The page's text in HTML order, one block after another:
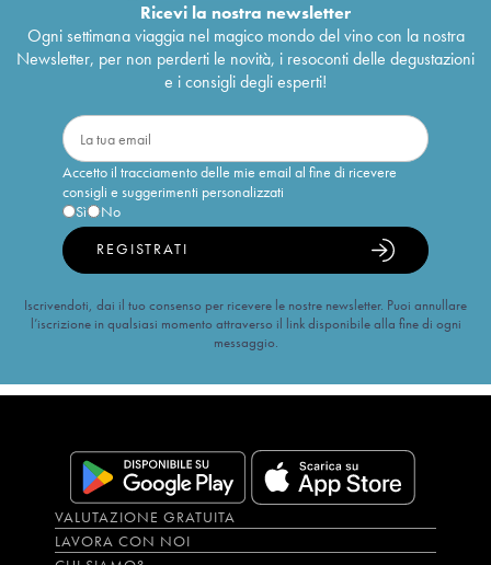
Ricevi la nostra newsletter
Ogni settimana viaggia nel magico mondo del vino con la nostra
Newsletter, per non perderti le novità, i resoconti delle degustazioni
e i consigli degli esperti!
Accetto il tracciamento delle mie email al fine di ricevere
consigli e suggerimenti personalizzati
Sì
No
REGISTRATI
Iscrivendoti, dai il tuo consenso per ricevere le nostre newsletter. Puoi annullare
l’iscrizione in qualsiasi momento attraverso il link disponibile alla fine di ogni
messaggio.
VALUTAZIONE GRATUITA
LAVORA CON NOI